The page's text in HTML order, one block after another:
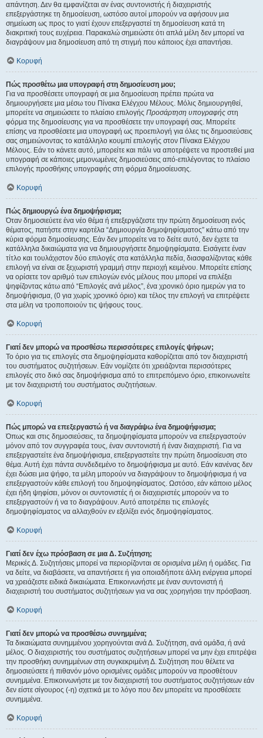
απάντηση. Δεν θα εμφανίζεται αν ένας συντονιστής ή διαχειριστής
επεξεργάστηκε τη δημοσίευση, ωστόσο αυτοί μπορούν να αφήσουν μια
σημείωση ως προς το γιατί έχουν επεξεργαστεί τη δημοσίευση κατά τη
διακριτική τους ευχέρεια. Παρακαλώ σημειώστε ότι απλά μέλη δεν μπορεί να
διαγράψουν μια δημοσίευση από τη στιγμή που κάποιος έχει απαντήσει.
Κορυφή
Πώς προσθέτω μια υπογραφή στη δημοσίευση μου;
Για να προσθέσετε υπογραφή σε μια δημοσίευση πρέπει πρώτα να
δημιουργήσετε μια μέσω του Πίνακα Ελέγχου Μέλους. Μόλις δημιουργηθεί,
μπορείτε να σημειώσετε το πλαίσιο επιλογής Προσάρτηση υπογραφής στη
φόρμα της δημοσίευσης για να προσθέσετε την υπογραφή σας. Μπορείτε
επίσης να προσθέσετε μια υπογραφή ως προεπιλογή για όλες τις δημοσιεύσεις
σας σημειώνοντας το κατάλληλο κουμπί επιλογής στον Πίνακα Ελέγχου
Μέλους. Εάν το κάνετε αυτό, μπορείτε και πάλι να αποτρέψετε να προστεθεί μια
υπογραφή σε κάποιες μεμονωμένες δημοσιεύσεις από-επιλέγοντας το πλαίσιο
επιλογής προσθήκης υπογραφής στη φόρμα δημοσίευσης.
Κορυφή
Πώς δημιουργώ ένα δημοψήφισμα;
Όταν δημοσιεύετε ένα νέο θέμα ή επεξεργάζεστε την πρώτη δημοσίευση ενός
θέματος, πατήστε στην καρτέλα “Δημιουργία δημοψηφίσματος” κάτω από την
κύρια φόρμα δημοσίευσης. Εάν δεν μπορείτε να το δείτε αυτό, δεν έχετε τα
κατάλληλα δικαιώματα για να δημιουργήσετε δημοψηφίσματα. Εισάγετε έναν
τίτλο και τουλάχιστον δύο επιλογές στα κατάλληλα πεδία, διασφαλίζοντας κάθε
επιλογή να είναι σε ξεχωριστή γραμμή στην περιοχή κειμένου. Μπορείτε επίσης
να ορίσετε τον αριθμό των επιλογών ενός μέλους που μπορεί να επιλέξει
ψηφίζοντας κάτω από “Επιλογές ανά μέλος”, ένα χρονικό όριο ημερών για το
δημοψήφισμα, (0 για χωρίς χρονικό όριο) και τέλος την επιλογή να επιτρέψετε
στα μέλη να τροποποιούν τις ψήφους τους.
Κορυφή
Γιατί δεν μπορώ να προσθέσω περισσότερες επιλογές ψήφων;
Το όριο για τις επιλογές στα δημοψηφίσματα καθορίζεται από τον διαχειριστή
του συστήματος συζητήσεων. Εάν νομίζετε ότι χρειάζονται περισσότερες
επιλογές στο δικό σας δημοψήφισμα από το επιτρεπόμενο όριο, επικοινωνείτε
με τον διαχειριστή του συστήματος συζητήσεων.
Κορυφή
Πώς μπορώ να επεξεργαστώ ή να διαγράψω ένα δημοψήφισμα;
Όπως και στις δημοσιεύσεις, τα δημοψηφίσματα μπορούν να επεξεργαστούν
μόνον από τον συγγραφέα τους, έναν συντονιστή ή έναν διαχειριστή. Για να
επεξεργαστείτε ένα δημοψήφισμα, επεξεργαστείτε την πρώτη δημοσίευση στο
θέμα. Αυτή έχει πάντα συνδεδεμένο το δημοψήφισμα με αυτό. Εάν κανένας δεν
έχει δώσει μια ψήφο, τα μέλη μπορούν να διαγράψουν το δημοψήφισμα ή να
επεξεργαστούν κάθε επιλογή του δημοψηφίσματος. Ωστόσο, εάν κάποιο μέλος
έχει ήδη ψηφίσει, μόνον οι συντονιστές ή οι διαχειριστές μπορούν να το
επεξεργαστούν ή να το διαγράψουν. Αυτό αποτρέπει τις επιλογές
δημοψηφίσματος να αλλαχθούν εν εξελίξει ενός δημοψηφίσματος.
Κορυφή
Γιατί δεν έχω πρόσβαση σε μια Δ. Συζήτηση;
Μερικές Δ. Συζητήσεις μπορεί να περιορίζονται σε ορισμένα μέλη ή ομάδες. Για
να δείτε, να διαβάσετε, να απαντήσετε ή για οποιαδήποτε άλλη ενέργεια μπορεί
να χρειάζεστε ειδικά δικαιώματα. Επικοινωνήστε με έναν συντονιστή ή
διαχειριστή του συστήματος συζητήσεων για να σας χορηγήσει την πρόσβαση.
Κορυφή
Γιατί δεν μπορώ να προσθέσω συνημμένα;
Τα δικαιώματα συνημμένου χορηγούνται ανά Δ. Συζήτηση, ανά ομάδα, ή ανά
μέλος. Ο διαχειριστής του συστήματος συζητήσεων μπορεί να μην έχει επιτρέψει
την προσθήκη συνημμένων στη συγκεκριμένη Δ. Συζήτηση που θέλετε να
δημοσιεύσετε ή πιθανόν μόνο ορισμένες ομάδες μπορούν να προσθέτουν
συνημμένα. Επικοινωνήστε με τον διαχειριστή του συστήματος συζητήσεων εάν
δεν είστε σίγουρος (-η) σχετικά με το λόγο που δεν μπορείτε να προσθέσετε
συνημμένα.
Κορυφή